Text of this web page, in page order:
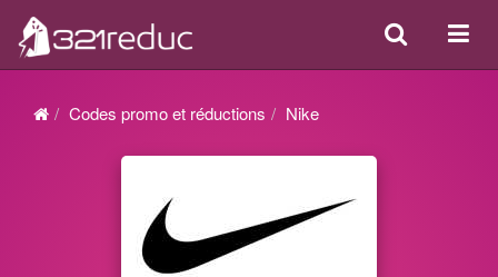
ou
Search
Codes promo et réductions Nike